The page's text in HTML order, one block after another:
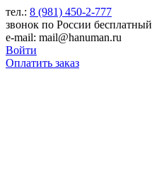
тел.: 8 (981) 450-2-777
звонок по России бесплатный
e-mail: mail@hanuman.ru
Войти
Оплатить заказ